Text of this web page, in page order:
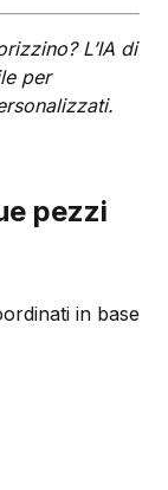
L’IA di
per
pezzi
in base